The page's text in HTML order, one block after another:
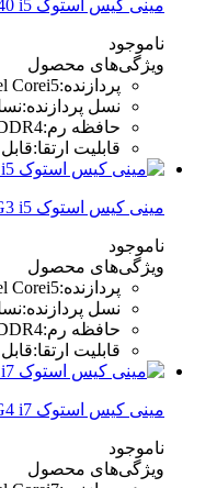
مینی کیس استوک Dell Optiplex 7040 i5 نسل 6 سایز SFF
ناموجود
ویژگی‌های محصول
پردازنده:
Corei5
نسل پردازنده:
حافظه رم:
قابلیت ارتقا:
مینی کیس استوک HP Prodesk 280 G3 i5 نسل 8 سایز SFF
ناموجود
ویژگی‌های محصول
پردازنده:
Corei5
نسل پردازنده:
حافظه رم:
قابلیت ارتقا:
مینی کیس استوک HP Prodesk 600 G4 i7 نسل 8 سایز SFF
ناموجود
ویژگی‌های محصول